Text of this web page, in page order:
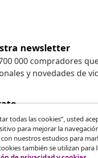
newsletter
000 compradores
y novedades de
de tu pedido.
todas las cookies”, usted
para mejorar la
nuestros estudios para
también se utilizan para